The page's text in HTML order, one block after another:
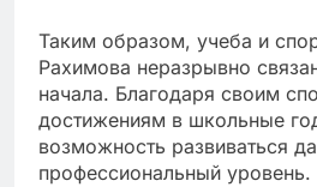
Таким образом, учеба и
Рахимова неразрывно
начала. Благодаря своим
достижениям в школьные
возможность развиваться
профессиональный уровень.